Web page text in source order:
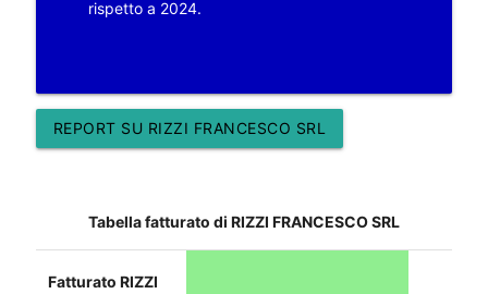
rispetto a 2024.
REPORT SU RIZZI FRANCESCO SRL
Tabella fatturato di RIZZI FRANCESCO SRL
Fatturato RIZZI